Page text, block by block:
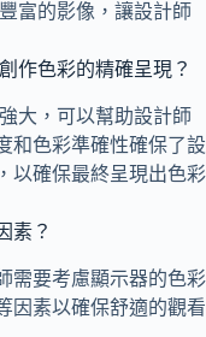
富的影像，讓設計師
作色彩的精確呈現？
大，可以幫助設計師
和色彩準確性確保了設
以確保最終呈現出色彩
素？
需要考慮顯示器的色彩
因素以確保舒適的觀看